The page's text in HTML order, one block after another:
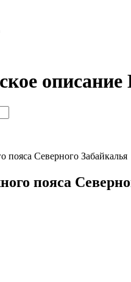
пояса Северного Забайкалья
пояса